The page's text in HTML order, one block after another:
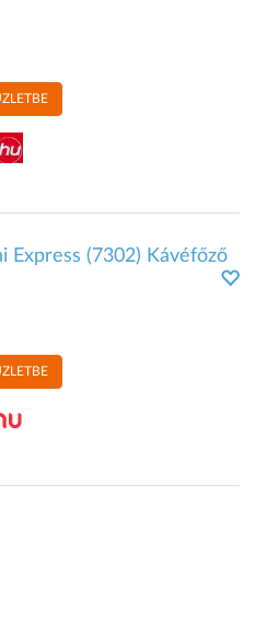
Express (7302) Kávéfőző